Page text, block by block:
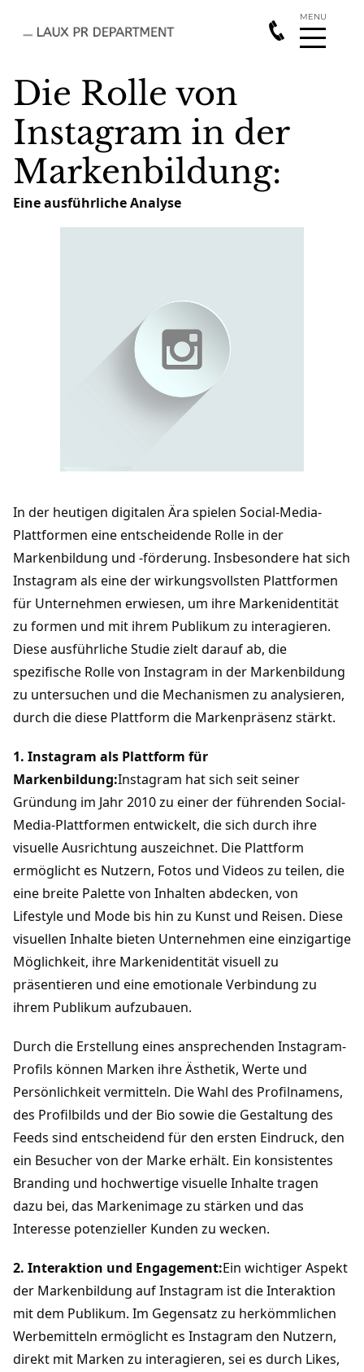
Die Rolle von
Instagram in der
Markenbildung:
Eine ausführliche Analyse
In der heutigen digitalen Ära spielen Social-Media-
Plattformen eine entscheidende Rolle in der
Markenbildung und -förderung. Insbesondere hat sich
Instagram als eine der wirkungsvollsten Plattformen
für Unternehmen erwiesen, um ihre Markenidentität
zu formen und mit ihrem Publikum zu interagieren.
Diese ausführliche Studie zielt darauf ab, die
spezifische Rolle von Instagram in der Markenbildung
zu untersuchen und die Mechanismen zu analysieren,
durch die diese Plattform die Markenpräsenz stärkt.
1. Instagram als Plattform für
Markenbildung:Instagram hat sich seit seiner
Gründung im Jahr 2010 zu einer der führenden Social-
Media-Plattformen entwickelt, die sich durch ihre
visuelle Ausrichtung auszeichnet. Die Plattform
ermöglicht es Nutzern, Fotos und Videos zu teilen, die
eine breite Palette von Inhalten abdecken, von
Lifestyle und Mode bis hin zu Kunst und Reisen. Diese
visuellen Inhalte bieten Unternehmen eine einzigartige
Möglichkeit, ihre Markenidentität visuell zu
präsentieren und eine emotionale Verbindung zu
ihrem Publikum aufzubauen.
Durch die Erstellung eines ansprechenden Instagram-
Profils können Marken ihre Ästhetik, Werte und
Persönlichkeit vermitteln. Die Wahl des Profilnamens,
des Profilbilds und der Bio sowie die Gestaltung des
Feeds sind entscheidend für den ersten Eindruck, den
ein Besucher von der Marke erhält. Ein konsistentes
Branding und hochwertige visuelle Inhalte tragen
dazu bei, das Markenimage zu stärken und das
Interesse potenzieller Kunden zu wecken.
2. Interaktion und Engagement:Ein wichtiger Aspekt
der Markenbildung auf Instagram ist die Interaktion
mit dem Publikum. Im Gegensatz zu herkömmlichen
Werbemitteln ermöglicht es Instagram den Nutzern,
direkt mit Marken zu interagieren, sei es durch Likes,